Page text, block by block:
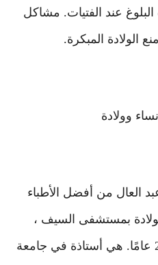
عند الفتيات. مشاكل
الولادة المبكرة.
وولادة
العال من أفضل الأطباء
بمستشفى السيف ،
لديها خبرة كبيرة تزيد عن 20 عامًا. هي أستاذة في جامعة